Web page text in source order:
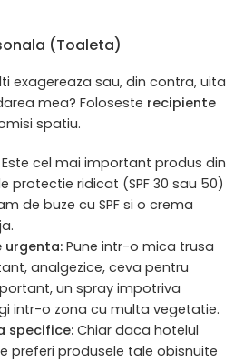
(Toaleta)
exagereaza sau, din contra, uita
mea? Foloseste recipiente
spatiu.
cel mai important produs din
protectie ridicat (SPF 30 sau 50)
de buze cu SPF si o crema
urgenta:Pune intr-o mica trusa
analgezice, ceva pentru
un spray impotriva
intr-o zona cu multa vegetatie.
specifice:Chiar daca hotelul
preferi produsele tale obisnuite